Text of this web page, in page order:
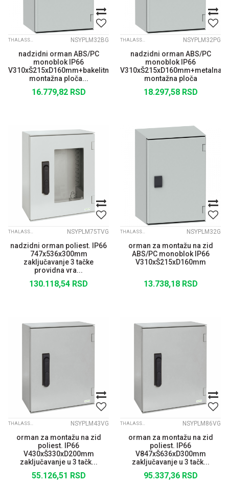
THALASSA PLM NSYPLM32BG
nadzidni orman ABS/PC
monoblok IP66
V310xŠ215xD160mm+bakelitna
montažna ploča...
16.779,82 RSD
THALASSA PLM NSYPLM32PG
nadzidni orman ABS/PC
monoblok IP66
V310xŠ215xD160mm+metalna
montažna ploča
18.297,58 RSD
THALASSA PLM NSYPLM75TVG
nadzidni orman poliest. IP66
747x536x300mm
zaključavanje 3 tačke
providna vra...
130.118,54 RSD
THALASSA PLM NSYPLM32G
orman za montažu na zid
ABS/PC monoblok IP66
V310xŠ215xD160mm
13.738,18 RSD
THALASSA PLM NSYPLM43VG
orman za montažu na zid
poliest. IP66
V430xŠ330xD200mm
zaključavanje u 3 tačk...
55.126,51 RSD
THALASSA PLM NSYPLM86VG
orman za montažu na zid
poliest. IP66
V847xŠ636xD300mm
zaključavanje u 3 tačk...
95.337,36 RSD